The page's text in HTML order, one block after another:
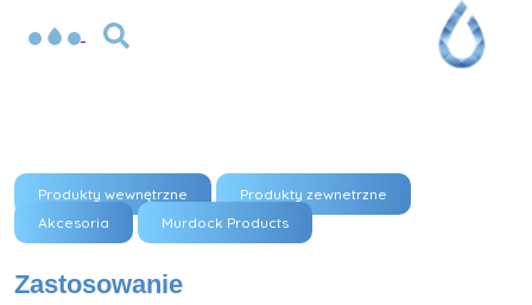
Produkty wewnętrzne
Produkty zewnetrzne
Akcesoria
Murdock Products
Zastosowanie